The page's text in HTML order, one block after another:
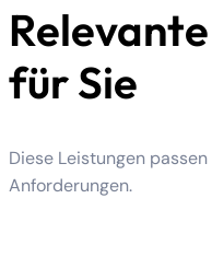
für Sie
Diese Leistungen
Anforderungen.